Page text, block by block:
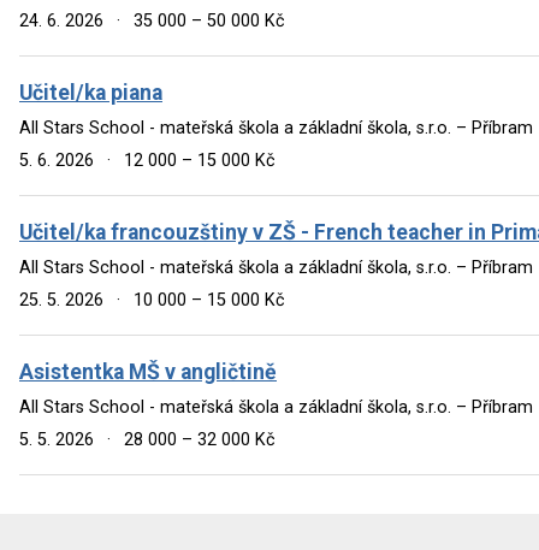
24. 6. 2026
· 35 000 – 50 000 Kč
Učitel/ka piana
All Stars School - mateřská škola a základní škola, s.r.o. – Příbram
5. 6. 2026
· 12 000 – 15 000 Kč
Učitel/ka francouzštiny v ZŠ - French teacher in
All Stars School - mateřská škola a základní škola, s.r.o. – Příbram
25. 5. 2026
· 10 000 – 15 000 Kč
Asistentka MŠ v angličtině
All Stars School - mateřská škola a základní škola, s.r.o. – Příbram
5. 5. 2026
· 28 000 – 32 000 Kč